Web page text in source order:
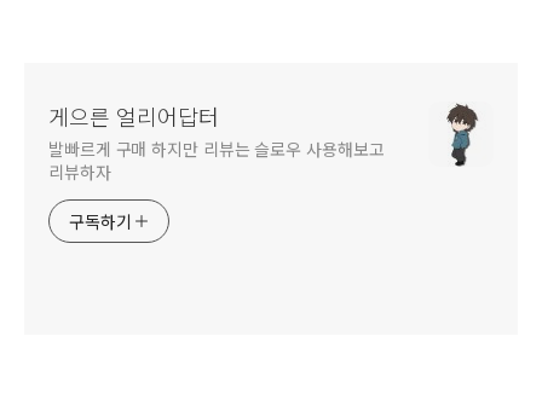
게으른 얼리어답터
발빠르게 구매 하지만 리뷰는 슬로우 사용해보고
리뷰하자
구독하기